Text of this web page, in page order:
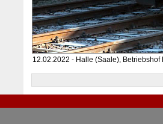
12.02.2022 - Halle (Saale), Betriebshof